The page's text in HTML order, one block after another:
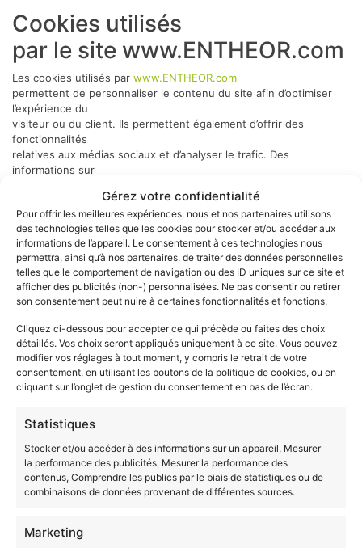
Gérez votre confidentialité
Pour offrir les meilleures expériences, nous et nos partenaires utilisons
des technologies telles que les cookies pour stocker et/ou accéder aux
informations de l’appareil. Le consentement à ces technologies nous
permettra, ainsi qu’à nos partenaires, de traiter des données personnelles
telles que le comportement de navigation ou des ID uniques sur ce site et
afficher des publicités (non-) personnalisées. Ne pas consentir ou retirer
son consentement peut nuire à certaines fonctionnalités et fonctions.
Cliquez ci-dessous pour accepter ce qui précède ou faites des choix
détaillés. Vos choix seront appliqués uniquement à ce site. Vous pouvez
modifier vos réglages à tout moment, y compris le retrait de votre
consentement, en utilisant les boutons de la politique de cookies, ou en
cliquant sur l’onglet de gestion du consentement en bas de l’écran.
Statistiques
Stocker et/ou accéder à des informations sur un appareil, Mesurer
la performance des publicités, Mesurer la performance des
contenus, Comprendre les publics par le biais de statistiques ou de
combinaisons de données provenant de différentes sources.
Marketing
Cookies utilisés
par le site www.ENTHEOR.com
Les cookies utilisés par www.ENTHEOR.com
permettent de personnaliser le contenu du site afin d’optimiser
l’expérience du
visiteur ou du client. Ils permettent également d’offrir des
fonctionnalités
relatives aux médias sociaux et d’analyser le trafic. Des
informations sur
médias sociaux, de publicité et d’analyse, qui peuvent combiner
celles-ci avec
d’autres informations qui leur ont été fournies ou qu’ils ont
collectées lors
de l’utilisation de leurs services.
Plusieurs types de cookies peuvent être installés :
(i) Les cookies techniques de navigation
Les cookies techniques sont ceux utilisés tout au long
de la navigation qui
sont soit strictement nécessaires à la fourniture du
faciliter et d’exécuter certaines fonctions sur le site.
Un cookie technique
permet par exemple d’enregistrer le type et la version
de votre navigateur, les
l’historique et le contenu